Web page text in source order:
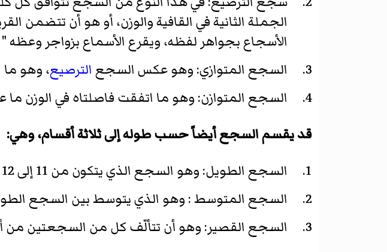
الجملة الثانية في القافية والوزن، أو هو أن
الأسجاع بجواهر لفظه، ويقرع الأسماع بزواجر وعظه "
السجع المتوازي: وهو عكس السجع الترصيع، وهو
السجع المتوازن: وهو ما اتفقت فاصلتاه في الوزن ما
قد يقسم السجع أيضاً حسب طوله إلى ثلاثة أقسام، وهي:
السجع الطويل: وهو السجع الذي يتكون من 11 إلى 12 لفظة، والحدّ الأقصى 15 لفظة.
السجع المتوسط : وهو الذي يتوسط بين السجع
السجع القصير: وهو أن تتألّف كل من السجعتين من